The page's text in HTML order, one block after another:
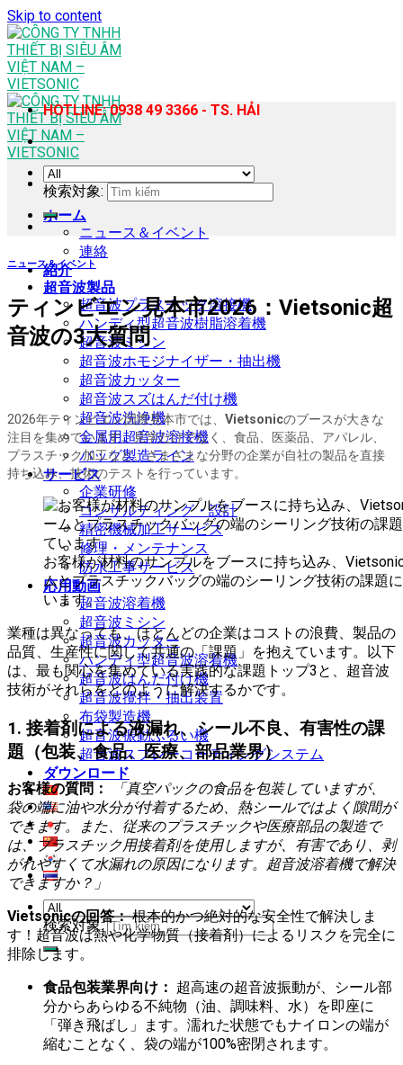
Skip to content
ホーム
ニュース＆イベント
連絡
紹介
超音波製品
超音波プラスチック溶接機
ハンディ型超音波樹脂溶着機
超音波ミシン
超音波ホモジナイザー・抽出機
超音波カッター
超音波スズはんだ付け機
超音波洗浄機
金属用超音波溶接機
バッグ製造ライン
サービス
企業研修
コンサルティング・設計
精密機械加工サービス
修理・メンテナンス
防水工事サービス
応用動画
超音波溶着機
超音波ミシン
超音波カッター
ハンディ型超音波溶着機
超音波はんだ付け機
超音波攪拌・抽出装置
布袋製造機
超音波振動ふるい機
超音波スプレーコーティングシステム
ダウンロード
検索対象:
HOTLINE: 0938 49 3366 - TS. HẢI
検索対象:
ニュース＆イベント
ティンビエン見本市2026：Vietsonic超
音波の3大質問
2026年ティンビエン国際見本市では、 Vietsonicのブースが大きな
注目を集めています。見学だけでなく、食品、医薬品、アパレル、
プラスチック加工など、さまざまな分野の企業が自社の製品を直接
持ち込み、技術のテストを行っています。
お客様が材料のサンプルをブースに持ち込み、
ムとプラスチックバッグの端のシーリング技術の課題
います。
業種は異なっても、ほとんどの企業はコストの浪費、製品の
品質、生産性に関して共通の「課題」を抱えています。以下
は、最も関心を集めている実践的な課題トップ3と、超音波
技術がそれらをどのように解決するかです。
1. 接着剤による液漏れ、シール不良、有害性の課
題（包装、食品、医療、部品業界）
お客様の質問：
「真空パックの食品を包装していますが、
袋の端に油や水分が付着するため、熱シールではよく隙間が
できます。また、従来のプラスチックや医療部品の製造で
は、プラスチック用接着剤を使用しますが、有害であり、剥
がれやすくて水漏れの原因になります。超音波溶着機で解決
できますか？」
Vietsonicの回答：根本的かつ絶対的な安全性で解決しま
す！超音波は熱や化学物質（接着剤）によるリスクを完全に
排除します。
食品包装業界向け： 超高速の超音波振動が、シール部
分からあらゆる不純物（油、調味料、水）を即座に
「弾き飛ばし」ます。濡れた状態でもナイロンの端が
縮むことなく、袋の端が100%密閉されます。